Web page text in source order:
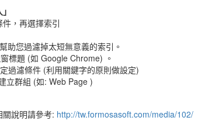
，再選擇索引
助您過濾掉太短無意義的索引。
標題 (如 Google Chrome) 。
過濾條件 (利用關鍵字的原則做設定)
組 (如: Web Page )
說明請參考: http://tw.formosasoft.com/media/102/